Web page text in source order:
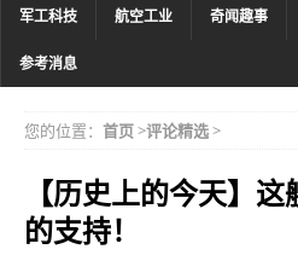
军工科技 航空工业 奇闻趣事
参考消息
您的位置： 首页>评论精选>
【历史上的今天】
的支持！